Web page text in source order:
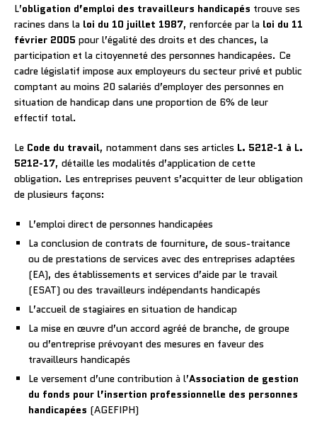
L’obligation d’emploi des travailleurs handicapés trouve ses
racines dans la loi du 10 juillet 1987, renforcée par la loi du 11
février 2005 pour l’égalité des droits et des chances, la
participation et la citoyenneté des personnes handicapées. Ce
cadre législatif impose aux employeurs du secteur privé et public
comptant au moins 20 salariés d’employer des personnes en
situation de handicap dans une proportion de 6% de leur
effectif total.
Le Code du travail, notamment dans ses articles L. 5212-1 à L.
5212-17, détaille les modalités d’application de cette
obligation. Les entreprises peuvent s’acquitter de leur obligation
de plusieurs façons:
L’emploi direct de personnes handicapées
La conclusion de contrats de fourniture, de sous-traitance
ou de prestations de services avec des entreprises adaptées
(EA), des établissements et services d’aide par le travail
(ESAT) ou des travailleurs indépendants handicapés
L’accueil de stagiaires en situation de handicap
La mise en œuvre d’un accord agréé de branche, de groupe
ou d’entreprise prévoyant des mesures en faveur des
travailleurs handicapés
Le versement d’une contribution à l’Association de gestion
du fonds pour l’insertion professionnelle des personnes
handicapées (AGEFIPH)